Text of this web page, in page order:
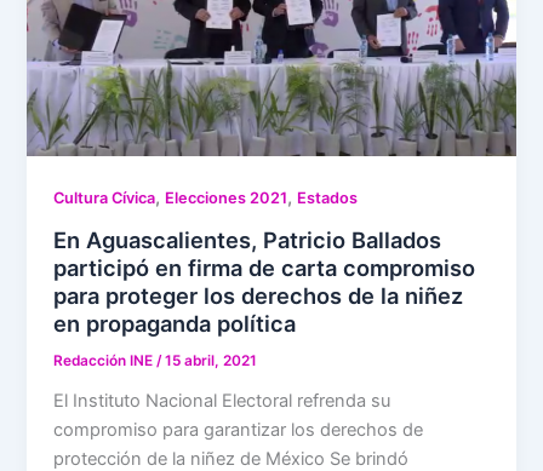
Cultura Cívica, Elecciones 2021, Estados
En Aguascalientes, Patricio Ballados
participó en firma de carta compromiso
para proteger los derechos de la niñez
en propaganda política
Redacción INE /15 abril, 2021
El Instituto Nacional Electoral refrenda su
compromiso para garantizar los derechos de
protección de la niñez de México Se brindó